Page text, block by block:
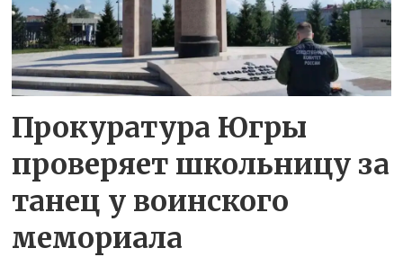
Прокуратура Югры
проверяет школьницу за
танец у воинского
мемориала